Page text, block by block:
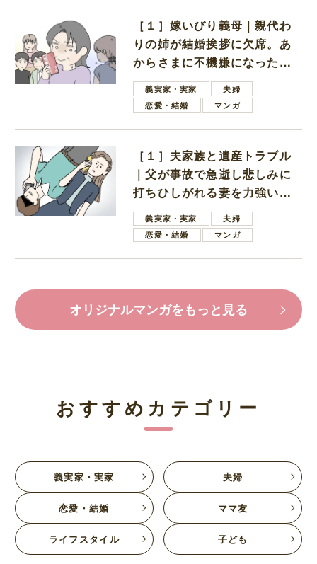
［１］嫁いびり義母｜親代わ
りの姉が結婚挨拶に欠席。あ
からさまに不機嫌になった義
母義実家・実家
夫婦
恋愛・結婚
マンガ
［１］夫家族と遺産トラブル
｜父が事故で急逝し悲しみに
打ちひしがれる妻を力強い言
葉で励ます夫
義実家・実家
夫婦
恋愛・結婚
マンガ
オリジナルマンガをもっと見る
おすすめカテゴリー
義実家・実家 夫婦
恋愛・結婚 ママ友
ライフスタイル 子ども